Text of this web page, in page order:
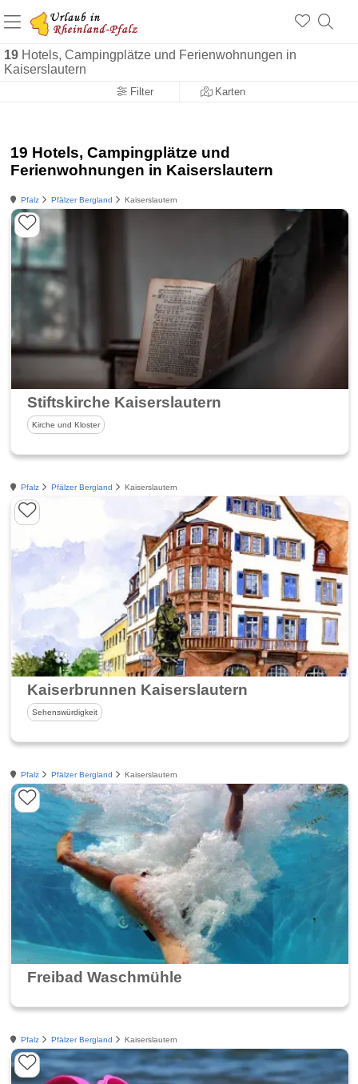
19 Hotels, Campingplätze und Ferienwohnungen in
Kaiserslautern
Filter Karten
+1.500 Unterkünfte in Rheinland-Pfalz
+1.000 Sehenswürdigkeiten
Über 25 Jahre online
19 Hotels, Campingplätze und
Ferienwohnungen in Kaiserslautern
Pfalz Pfälzer Bergland Kaiserslautern
Stiftskirche Kaiserslautern
Kirche und Kloster
Pfalz Pfälzer Bergland Kaiserslautern
Kaiserbrunnen Kaiserslautern
Sehenswürdigkeit
Pfalz Pfälzer Bergland Kaiserslautern
Freibad Waschmühle
Pfalz Pfälzer Bergland Kaiserslautern